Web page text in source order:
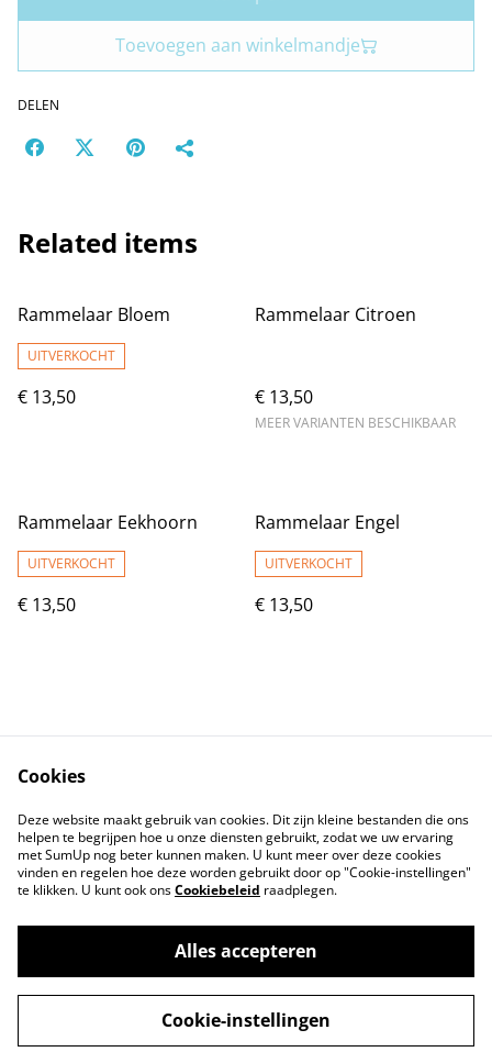
Toevoegen aan winkelmandje
DELEN
Related items
Rammelaar Bloem
UITVERKOCHT
€ 13,50
Rammelaar Citroen
€ 13,50
MEER VARIANTEN BESCHIKBAAR
Rammelaar Eekhoorn
UITVERKOCHT
€ 13,50
Rammelaar Engel
UITVERKOCHT
€ 13,50
Contact
Voorwaarden
Privacybeleid
Cookiebeleid
©2026Lovelyhandmade
powered by
Cookies
Deze website maakt gebruik van cookies. Dit zijn kleine bestanden die ons
helpen te begrijpen hoe u onze diensten gebruikt, zodat we uw ervaring
met SumUp nog beter kunnen maken. U kunt meer over deze cookies
vinden en regelen hoe deze worden gebruikt door op "Cookie-instellingen"
te klikken. U kunt ook onsCookiebeleid raadplegen.
Alles accepteren
Cookie-instellingen